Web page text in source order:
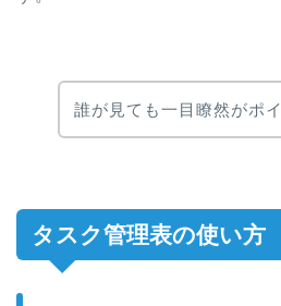
誰が見ても一目瞭然がポ
タスク管理表の使い方